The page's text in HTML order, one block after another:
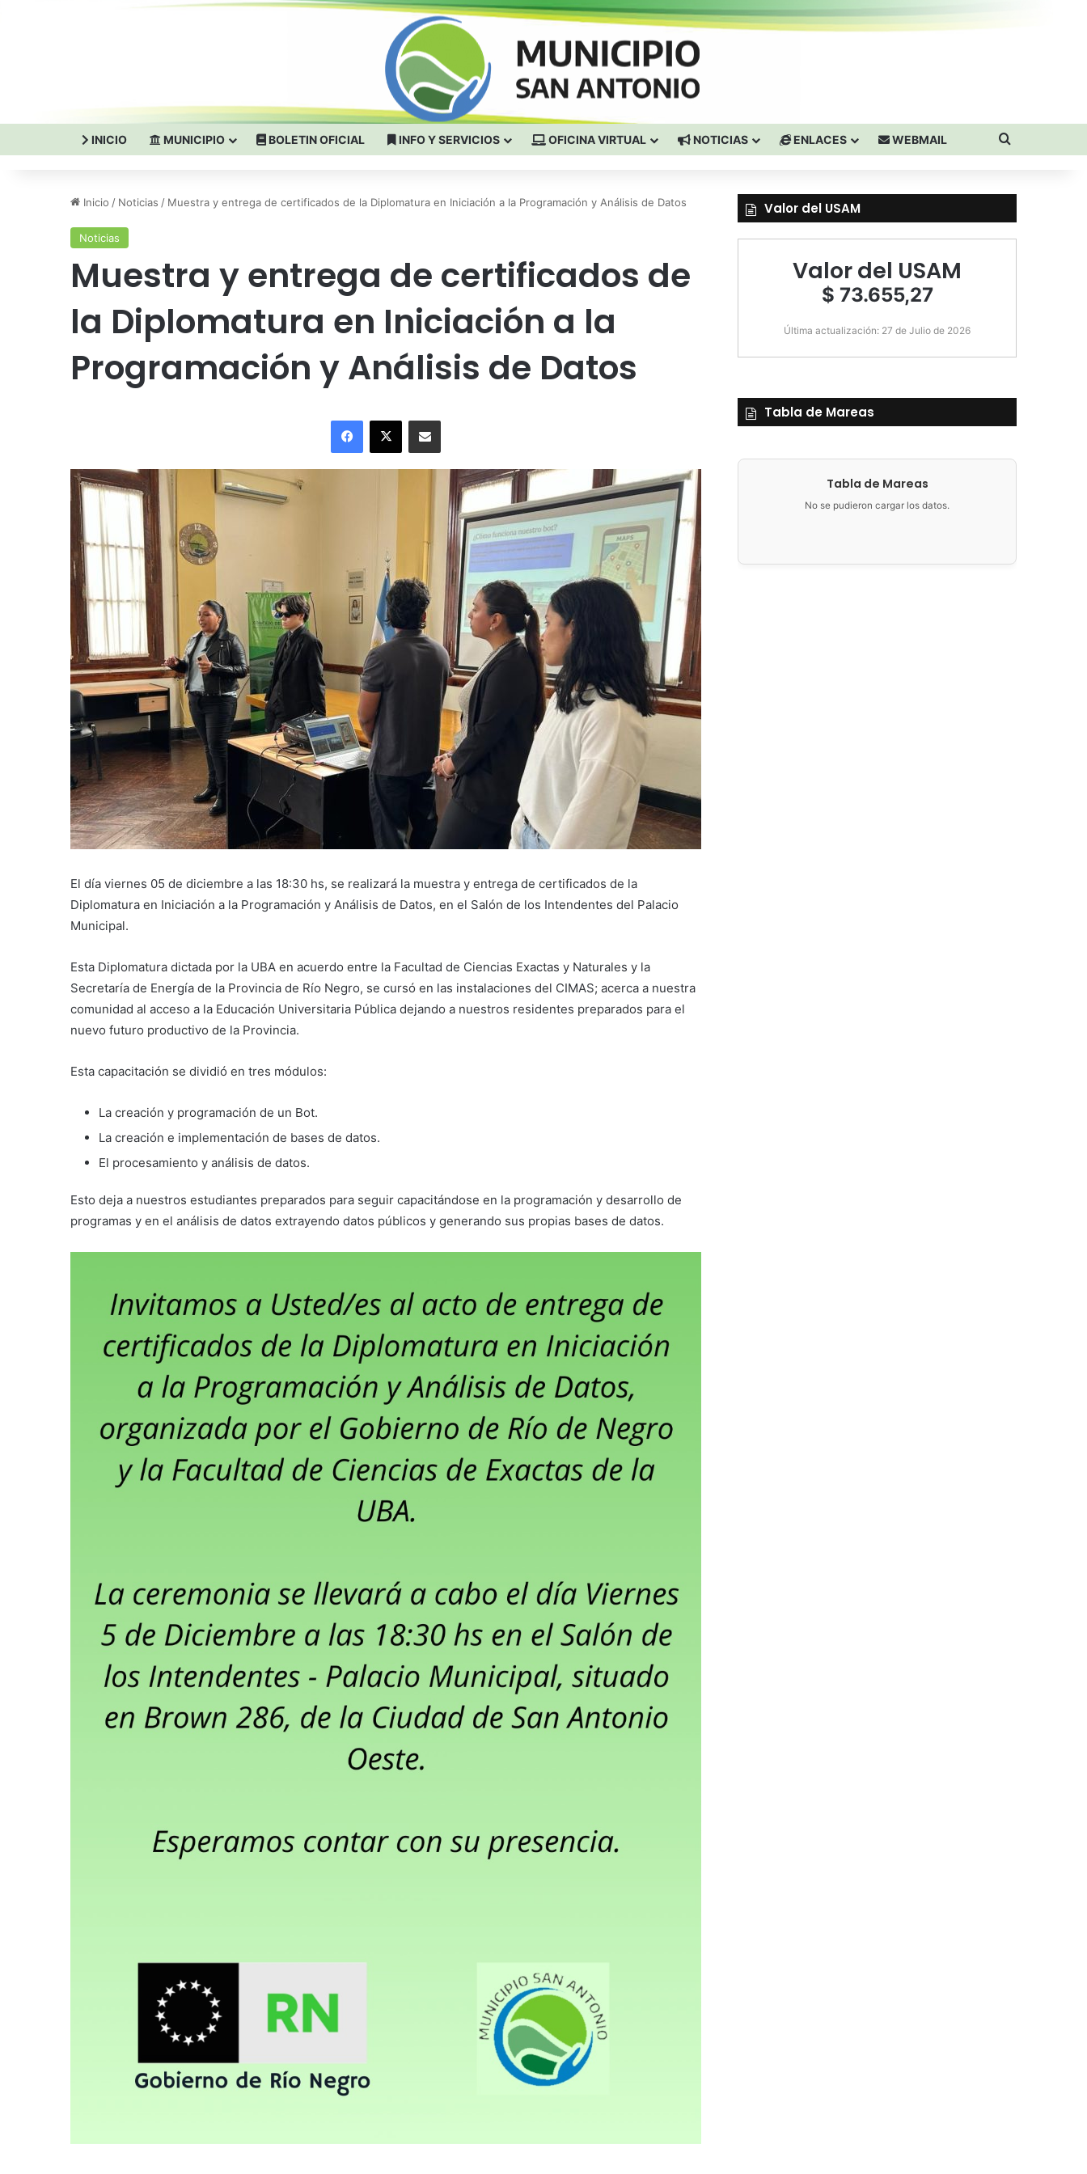
INICIO MUNICIPIO BOLETIN OFICIAL INFO Y SERVICIOS OFICINA VIRTUAL NOTICIAS ENLACES WEBMAIL Buscar por
Inicio / Noticias / Muestra y entrega de certificados de la Diplomatura en Iniciación a la Programación y Análisis de Datos
Noticias
Muestra y entrega de certificados de
la Diplomatura en Iniciación a la
Programación y Análisis de Datos
Facebook
X Compartir por correo electrónico
El día viernes 05 de diciembre a las 18:30 hs, se realizará la muestra y entrega de certificados de la
Diplomatura en Iniciación a la Programación y Análisis de Datos, en el Salón de los Intendentes del Palacio
Municipal.
Esta Diplomatura dictada por la UBA en acuerdo entre la Facultad de Ciencias Exactas y Naturales y la
Secretaría de Energía de la Provincia de Río Negro, se cursó en las instalaciones del CIMAS; acerca a nuestra
comunidad al acceso a la Educación Universitaria Pública dejando a nuestros residentes preparados para el
nuevo futuro productivo de la Provincia.
Esta capacitación se dividió en tres módulos:
La creación y programación de un Bot.
La creación e implementación de bases de datos.
El procesamiento y análisis de datos.
Esto deja a nuestros estudiantes preparados para seguir capacitándose en la programación y desarrollo de
programas y en el análisis de datos extrayendo datos públicos y generando sus propias bases de datos.
Valor del USAM
Valor del USAM
$ 73.655,27
Última actualización: 27 de Julio de 2026
Tabla de Mareas
Tabla de Mareas
No se pudieron cargar los datos.